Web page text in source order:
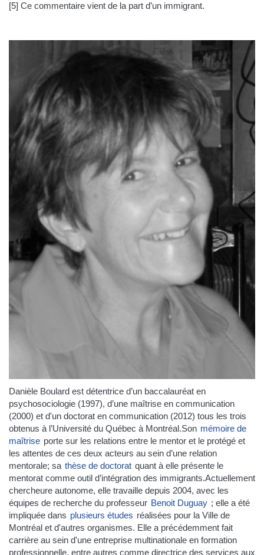
[5] Ce commentaire vient de la part d’un immigrant.
Danièle Boulard est détentrice d’un baccalauréat en
psychosociologie (1997), d’une maîtrise en communication
(2000) et d'un doctorat en communication (2012) tous les trois
obtenus à l’Université du Québec à Montréal.Son mémoire de
maîtrise porte sur les relations entre le mentor et le protégé et
les attentes de ces deux acteurs au sein d’une relation
mentorale; sa thèse de doctorat quant à elle présente le
mentorat comme outil d’intégration des immigrants.Actuellement
chercheure autonome, elle travaille depuis 2004, avec les
équipes de recherche du professeur Benoit Duguay ; elle a été
impliquée dans plusieurs études réalisées pour la Ville de
Montréal et d'autres organismes. Elle a précédemment fait
carrière au sein d'une entreprise multinationale en formation
professionnelle, entre autres comme directrice des services aux